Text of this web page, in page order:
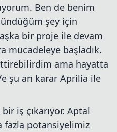
Ben de benim
şey için
bir proje ile devam
mücadeleye başladık.
ama hayatta
şu an karar Aprilia ile
iş çıkarıyor. Aptal
potansiyelimiz